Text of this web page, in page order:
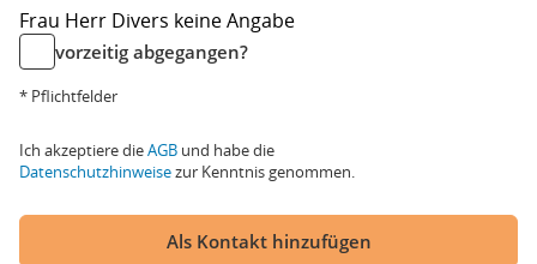
Frau Herr Divers keine Angabe
vorzeitig abgegangen?
* Pflichtfelder
Ich akzeptiere dieAGB und habe die
Datenschutzhinweisezur Kenntnis genommen.
Als Kontakt hinzufügen